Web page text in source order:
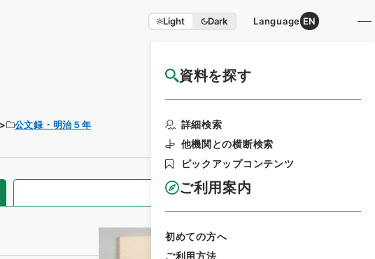
Light Dark Language EN
資料を探す
詳細検索
他機関との横断検索
ピックアップコンテンツ
ご利用案内
初めての方へ
ご利用方法
国立公文書館HP利用案内
公文録・明治５年
全ての情報